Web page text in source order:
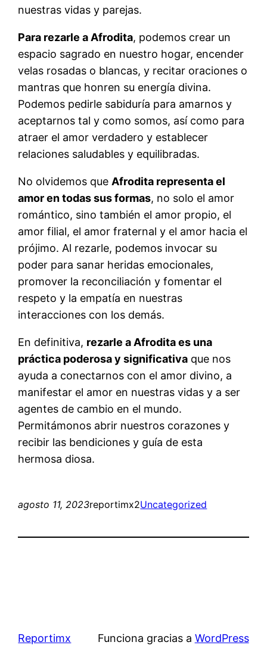
nuestras vidas y parejas.
Para rezarle a Afrodita, podemos crear un
espacio sagrado en nuestro hogar, encender
velas rosadas o blancas, y recitar oraciones o
mantras que honren su energía divina.
Podemos pedirle sabiduría para amarnos y
aceptarnos tal y como somos, así como para
atraer el amor verdadero y establecer
relaciones saludables y equilibradas.
No olvidemos que Afrodita representa el
amor en todas sus formas, no solo el amor
romántico, sino también el amor propio, el
amor filial, el amor fraternal y el amor hacia el
prójimo. Al rezarle, podemos invocar su
poder para sanar heridas emocionales,
promover la reconciliación y fomentar el
respeto y la empatía en nuestras
interacciones con los demás.
En definitiva, rezarle a Afrodita es una
práctica poderosa y significativa que nos
ayuda a conectarnos con el amor divino, a
manifestar el amor en nuestras vidas y a ser
agentes de cambio en el mundo.
Permitámonos abrir nuestros corazones y
recibir las bendiciones y guía de esta
hermosa diosa.
agosto 11, 2023reportimx2Uncategorized
Reportimx Funciona gracias a WordPress